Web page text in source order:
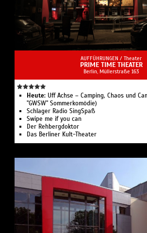
AUFFÜHRUNGEN / Theater
PRIME TIME THEATER
Berlin, ​Müllerstraße 163
Heute: Uff Achse – Camping, Chaos und
"GWSW" Sommerkomödie)
Schlager Radio SingSpaß
Swipe me if you can
Der Rehbergdoktor
Das Berliner Kult-Theater